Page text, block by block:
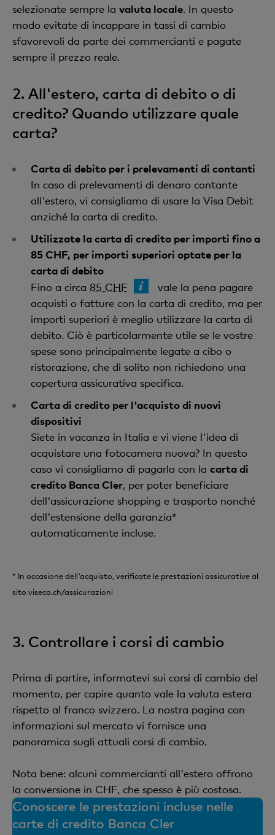
selezionate sempre la valuta locale. In questo
modo evitate di incappare in tassi di cambio
sfavorevoli da parte dei commercianti e pagate
sempre il prezzo reale.
2. All'estero, carta di debito o di
credito? Quando utilizzare quale
carta?
Carta di debito per i prelevamenti di contanti
In caso di prelevamenti di denaro contante
all'estero, vi consigliamo di usare la Visa Debit
anziché la carta di credito.
Utilizzate la carta di credito per importi fino a
85 CHF, per importi superiori optate per la
carta di debito
Fino a circa 85 CHF
vale la pena pagare
acquisti o fatture con la carta di credito, ma per
importi superiori è meglio utilizzare la carta di
debito. Ciò è particolarmente utile se le vostre
spese sono principalmente legate a cibo o
ristorazione, che di solito non richiedono una
copertura assicurativa specifica.
Carta di credito per l'acquisto di nuovi
dispositivi
Siete in vacanza in Italia e vi viene l'idea di
acquistare una fotocamera nuova? In questo
caso vi consigliamo di pagarla con la carta di
credito Banca Cler, per poter beneficiare
dell'assicurazione shopping e trasporto nonché
dell'estensione della garanzia*
automaticamente incluse.
* In occasione dell'acquisto, verificate le prestazioni assicurative al
sito viseca.ch/assicurazioni
3. Controllare i corsi di cambio
Prima di partire, informatevi sui corsi di cambio del
momento, per capire quanto vale la valuta estera
rispetto al franco svizzero. La nostra pagina con
informazioni sul mercato vi fornisce una
panoramica sugli attuali corsi di cambio.
Nota bene: alcuni commercianti all'estero offrono
la conversione in CHF, che spesso è più costosa.
Conoscere le prestazioni incluse nelle
carte di credito Banca Cler